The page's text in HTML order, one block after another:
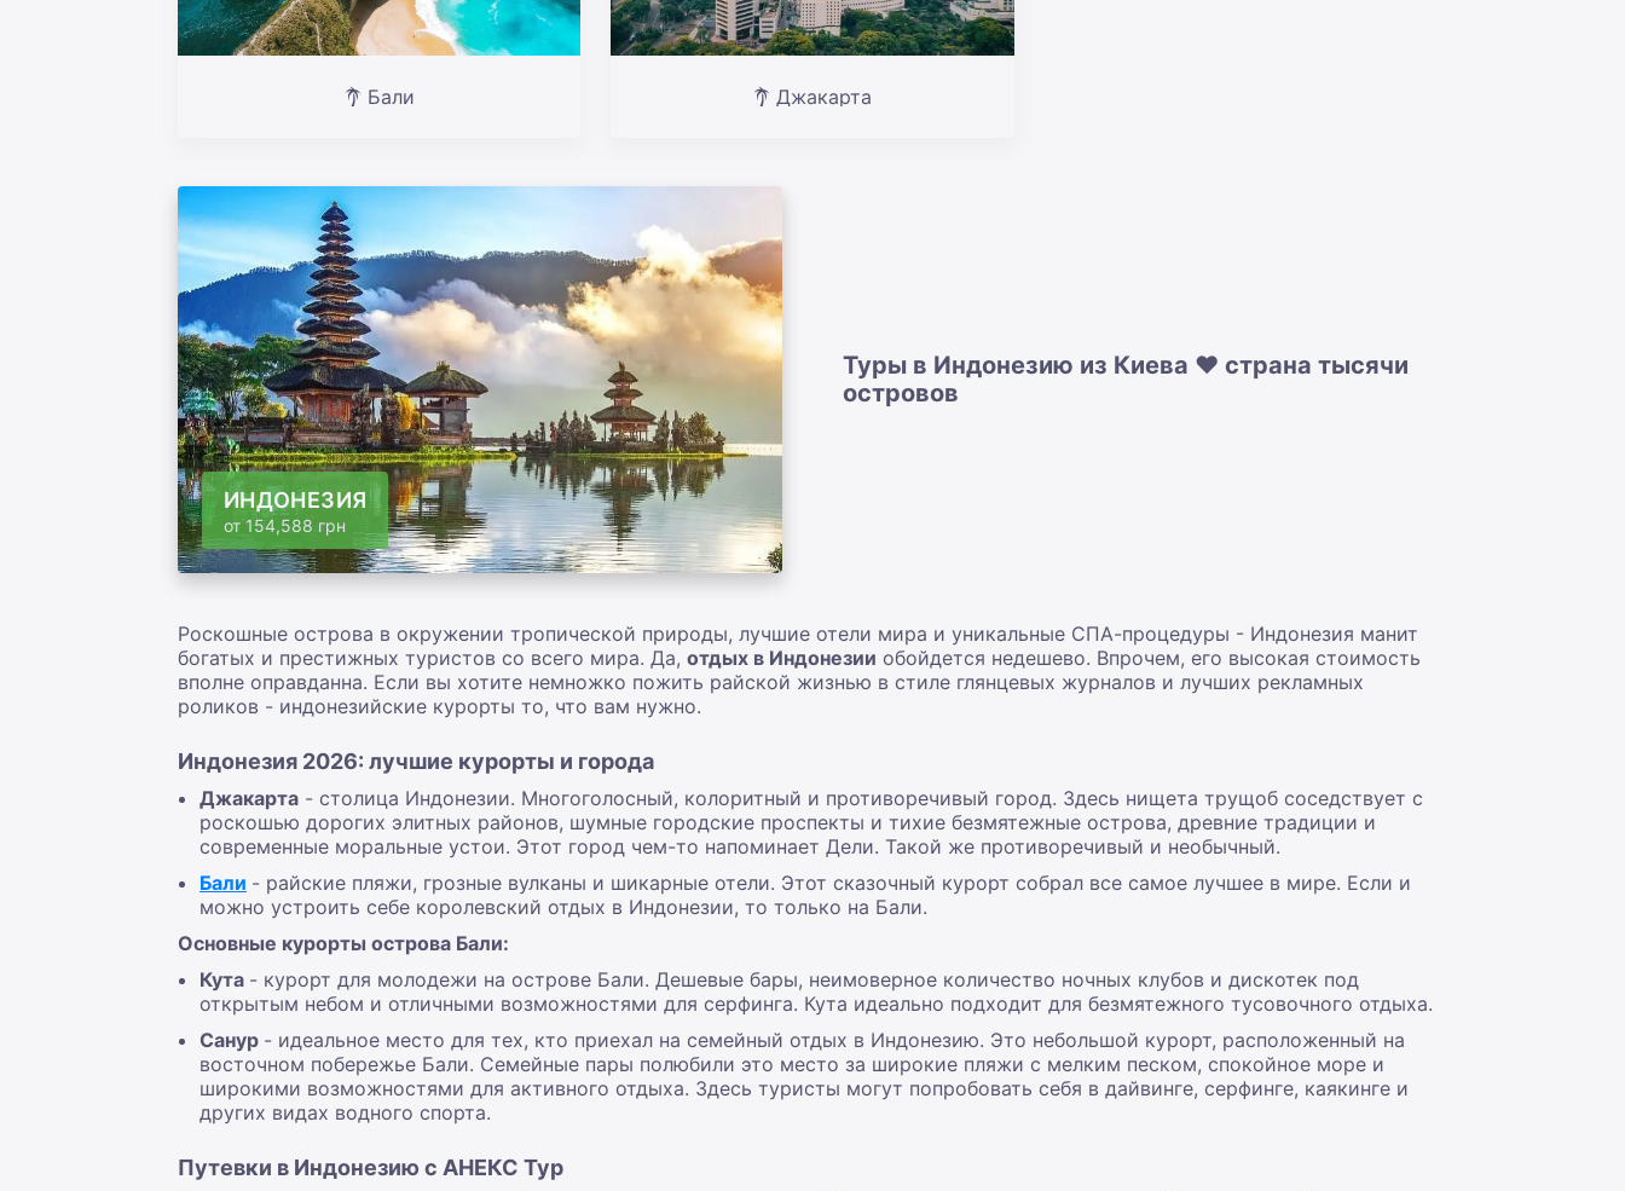
Бали Джакарта
ИНДОНЕЗИЯ
от 154,588 грн
Туры в Индонезию из Киева ❤️ страна тысячи
островов
Роскошные острова в окружении тропической природы, лучшие отели мира и уникальные СПА-процедуры - Индонезия манит
богатых и престижных туристов со всего мира. Да, отдых в Индонезии обойдется недешево. Впрочем, его высокая стоимость
вполне оправданна. Если вы хотите немножко пожить райской жизнью в стиле глянцевых журналов и лучших рекламных
роликов - индонезийские курорты то, что вам нужно.
Индонезия 2026: лучшие курорты и города
Джакарта - столица Индонезии. Многоголосный, колоритный и противоречивый город. Здесь нищета трущоб соседствует с
роскошью дорогих элитных районов, шумные городские проспекты и тихие безмятежные острова, древние традиции и
современные моральные устои. Этот город чем-то напоминает Дели. Такой же противоречивый и необычный.
Бали - райские пляжи, грозные вулканы и шикарные отели. Этот сказочный курорт собрал все самое лучшее в мире. Если и
можно устроить себе королевский отдых в Индонезии, то только на Бали.
Основные курорты острова Бали:
Кута - курорт для молодежи на острове Бали. Дешевые бары, неимоверное количество ночных клубов и дискотек под
открытым небом и отличными возможностями для серфинга. Кута идеально подходит для безмятежного тусовочного отдыха.
Санур - идеальное место для тех, кто приехал на семейный отдых в Индонезию. Это небольшой курорт, расположенный на
восточном побережье Бали. Семейные пары полюбили это место за широкие пляжи с мелким песком, спокойное море и
широкими возможностями для активного отдыха. Здесь туристы могут попробовать себя в дайвинге, серфинге, каякинге и
других видах водного спорта.
Путевки в Индонезию с АНЕКС Тур